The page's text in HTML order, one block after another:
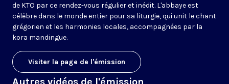
de KTO par ce rendez-vous régulier et inédit. L'abbaye est
célèbre dans le monde entier pour sa liturgie, qui unit le chant
grégorien et les harmonies locales, accompagnées par la
kora mandingue.
Visiter la page de l'émission